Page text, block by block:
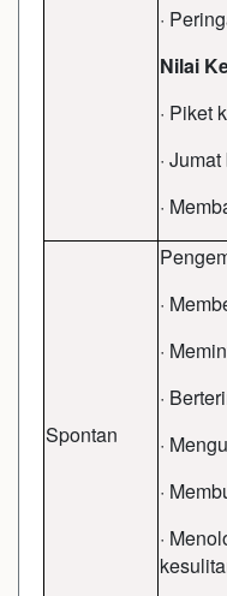
·
Nilai
· Piket
·
·
Spontan
·
·
·
·
·
·